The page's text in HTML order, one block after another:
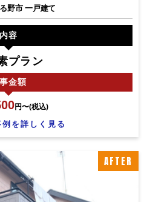
野市 一戸建て
内容
プラン
金額
円〜(税込)
を詳しく見る
AFTER